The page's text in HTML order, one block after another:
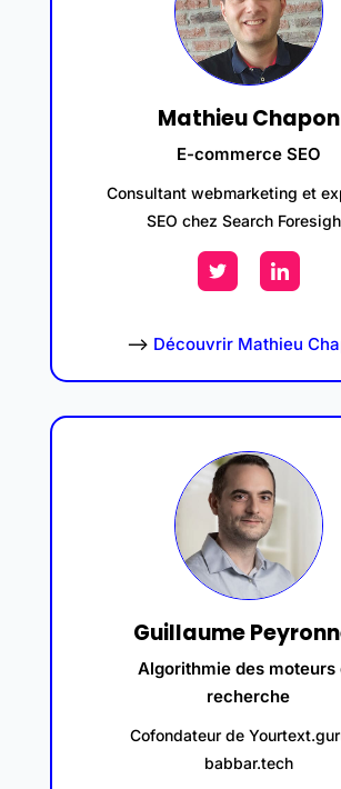
Mathieu Chapon
E-commerce SEO
Consultant webmarketing et
SEO chez Search
–> Découvrir Mathieu
Guillaume
Algorithmie des moteurs
recherche
Cofondateur de
babbar.tech